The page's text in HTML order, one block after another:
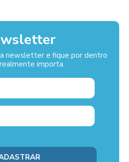
newsletter e fique por dentro
importa.